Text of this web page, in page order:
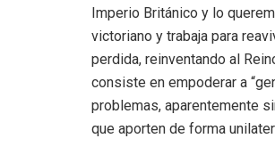
Imperio Británico y lo
victoriano y trabaja para
perdida, reinventando al
consiste en empoderar a
problemas, aparentemente
que aporten de forma